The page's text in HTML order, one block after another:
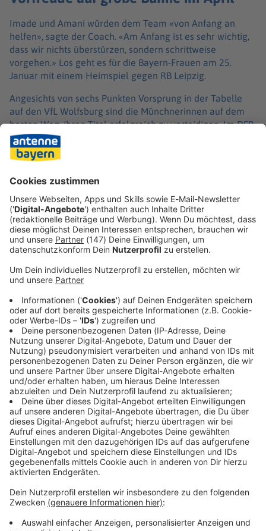
Imade und Amani würden dem Team «von Anfang an
helfen», sagte der Coach. «Am Anfang ist es sehr wichtig,
dass wir nichts überstürzen, sondern schrittweise
vorgehen.» Los geht es für die Bayern-Frauen am 25.
Januar mit einem Heimspiel gegen RB Leipzig.
Angesichts von sechs Punkten Vorsprung in der Tabelle
auf den VfL Wolfsburg sind die Münchnerinnen auf dem
besten Weg, ihren Titel erfolgreich zu verteidigen. Im DFB-
Pokal überwinterte der FC Bayern ebenfalls, in der
Champions League geht es im Viertelfinale gegen
Manchester United oder Atlético Madrid weiter. Das
Rückspiel bestreitet das Team Anfang April in der Allianz
Immer auf dem Laufenden
bleiben!
Verpass' nichts mehr - mit unserem kostenlosen
ANTENNE BAYERN Newsletter. Ob Nachrichten,
Lifestyle oder unsere neuesten Aktionen - wir
informieren dich.